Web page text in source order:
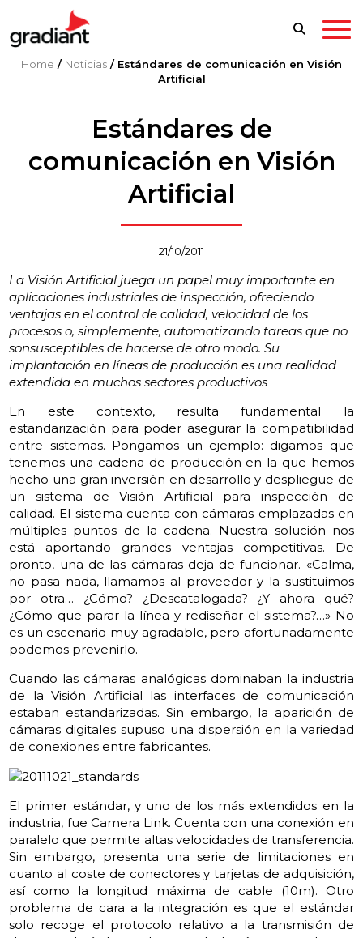
Home / Noticias / Estándares de comunicación en Visión
Artificial
Estándares de
comunicación en Visión
Artificial
21/10/2011
La Visión Artificial juega un papel muy importante en
aplicaciones industriales de inspección, ofreciendo
ventajas en el control de calidad, velocidad de los
procesos o, simplemente, automatizando tareas que no
sonsusceptibles de hacerse de otro modo. Su
implantación en líneas de producción es una realidad
extendida en muchos sectores productivos
En este contexto, resulta fundamental la
estandarización para poder asegurar la compatibilidad
entre sistemas. Pongamos un ejemplo: digamos que
tenemos una cadena de producción en la que hemos
hecho una gran inversión en desarrollo y despliegue de
un sistema de Visión Artificial para inspección de
calidad. El sistema cuenta con cámaras emplazadas en
múltiples puntos de la cadena. Nuestra solución nos
está aportando grandes ventajas competitivas. De
pronto, una de las cámaras deja de funcionar. «Calma,
no pasa nada, llamamos al proveedor y la sustituimos
por otra… ¿Cómo? ¿Descatalogada? ¿Y ahora qué?
¿Cómo que parar la línea y rediseñar el sistema?…» No
es un escenario muy agradable, pero afortunadamente
podemos prevenirlo.
Cuando las cámaras analógicas dominaban la industria
de la Visión Artificial las interfaces de comunicación
estaban estandarizadas. Sin embargo, la aparición de
cámaras digitales supuso una dispersión en la variedad
de conexiones entre fabricantes.
El primer estándar, y uno de los más extendidos en la
industria, fue Camera Link. Cuenta con una conexión en
paralelo que permite altas velocidades de transferencia.
Sin embargo, presenta una serie de limitaciones en
cuanto al coste de conectores y tarjetas de adquisición,
así como la longitud máxima de cable (10m). Otro
problema de cara a la integración es que el estándar
solo recoge el protocolo relativo a la transmisión de